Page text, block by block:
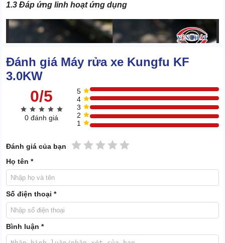
1.3 Đáp ứng linh hoạt ứng dụng
Không đơn thuần hỗ trợ rửa xe, Kungfu KF 3.0KW hiện được trọng
Đánh giá Máy rửa xe Kungfu KF
3.0KW
0/5
0 đánh giá
5
4
3
2
1
Đánh giá của bạn 5 sao
4 sao
3 sao
2 sao
1 sao
Họ tên *
Số điện thoại *
Bình luận *